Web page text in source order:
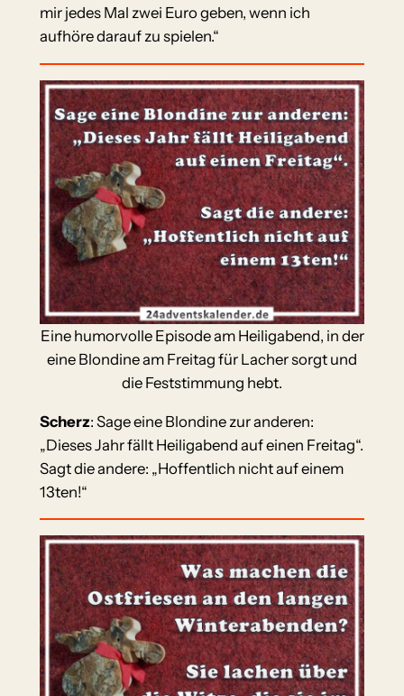
mir jedes Mal zwei Euro geben, wenn ich
aufhöre darauf zu spielen.“
Eine humorvolle Episode am Heiligabend, in der
eine Blondine am Freitag für Lacher sorgt und
die Feststimmung hebt.
Scherz: Sage eine Blondine zur anderen:
„Dieses Jahr fällt Heiligabend auf einen Freitag“.
Sagt die andere: „Hoffentlich nicht auf einem
13ten!“